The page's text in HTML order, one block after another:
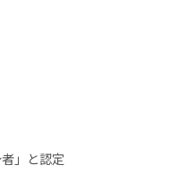
」と認定